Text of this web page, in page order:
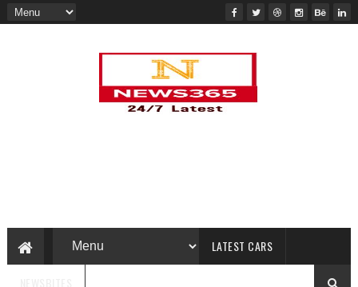
LATEST CARS